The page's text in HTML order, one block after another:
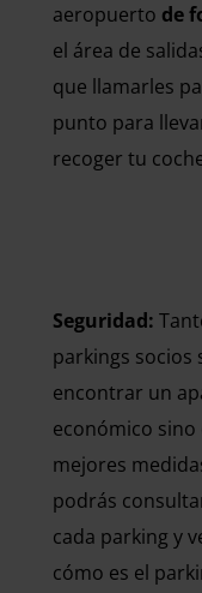
aeropuerto de
el área de
que llamarles
punto para
recoger tu
Seguridad:
parkings socios
encontrar un
económico sino
mejores
podrás
cada parking y
cómo es el